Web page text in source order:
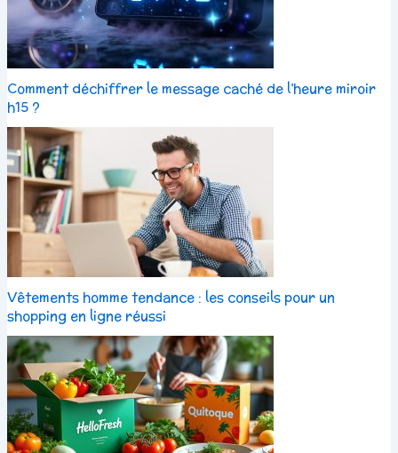
Comment déchiffrer le message caché de l’heure miroir
h15 ?
Vêtements homme tendance : les conseils pour un
shopping en ligne réussi